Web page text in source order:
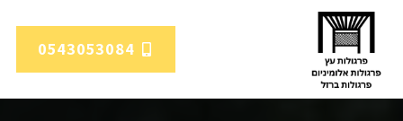
0543053084